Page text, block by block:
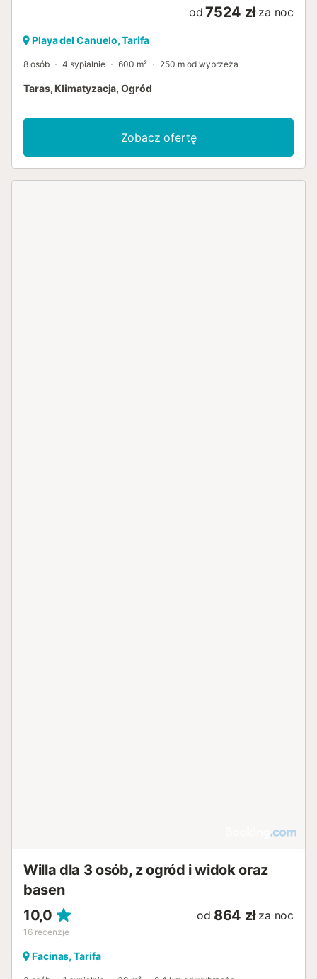
od 7524 zł za noc
Playa del Canuelo, Tarifa
8 osób 4 sypialnie 600 m² 250 m od wybrzeża
Taras, Klimatyzacja, Ogród
Zobacz ofertę
Willa dla 3 osób, z ogród i widok oraz
basen
10,0
16 recenzje
od 864 zł za noc
Facinas, Tarifa